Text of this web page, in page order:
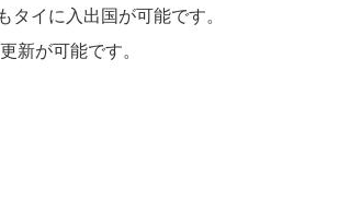
タイに入出国が可能です。
新が可能です。